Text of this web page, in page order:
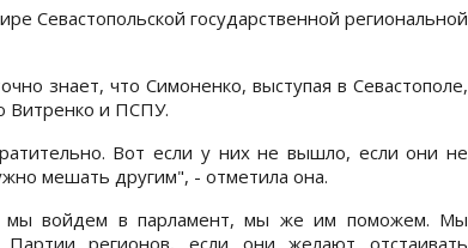
Севастопольской государственной региональной
знает, что Симоненко, выступая в Севастополе,
Витренко и ПСПУ.
Вот если у них не вышло, если они не
мешать другим", - отметила она.
мы войдем в парламент, мы же им поможем. Мы
регионов, если они желают отстаивать